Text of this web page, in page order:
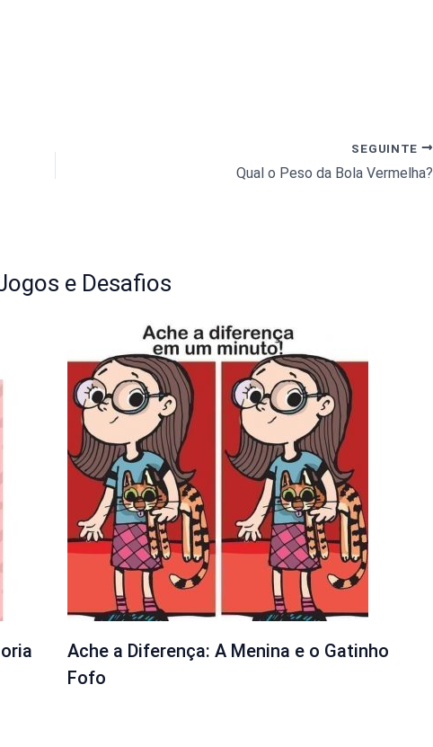
SEGUINTE
Qual o Peso da Bola Vermelha?
e Desafios
Ache a Diferença: A Menina e o Gatinho
Fofo